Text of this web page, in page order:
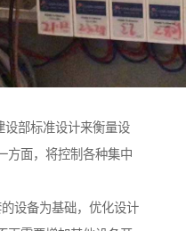
设部标准设计来衡量设
方面，将控制各种集中
设备为基础，优化设计